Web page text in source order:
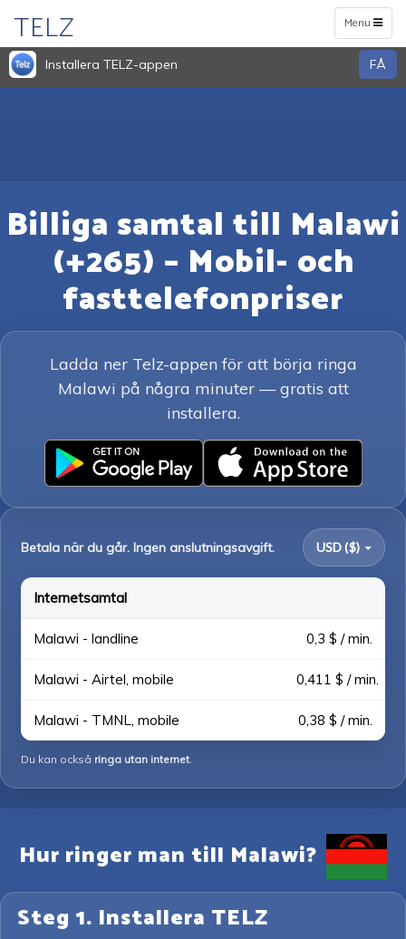
Toggle
navigation
Menu
TELZ
Installera TELZ-appen FÅ
Billiga samtal till Malawi
(+265) – Mobil- och
fasttelefonpriser
Ladda ner Telz-appen för att börja ringa
Malawi på några minuter — gratis att
installera.
Betala när du går. Ingen anslutningsavgift. USD ($)
Internetsamtal
Malawi - landline 0,3 $ / min.
Malawi - Airtel, mobile 0,411 $ / min.
Malawi - TMNL, mobile 0,38 $ / min.
Du kan också ringa utan internet.
Hur ringer man till Malawi?
Steg 1. Installera TELZ